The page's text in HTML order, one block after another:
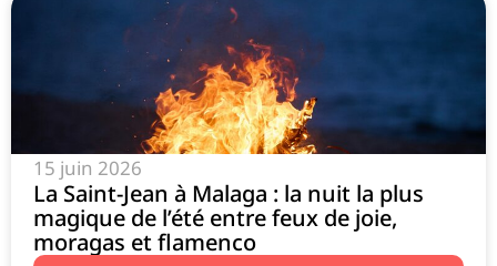
15 juin 2026
La Saint-Jean à Malaga : la nuit la plus
magique de l’été entre feux de joie,
moragas et flamenco